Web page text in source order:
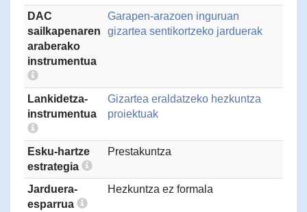
DAC
sailkapenaren
araberako
instrumentua
Garapen-arazoen inguruan
gizartea sentikortzeko jarduerak
Lankidetza-
instrumentua
Gizartea eraldatzeko hezkuntza
proiektuak
Esku-hartze
estrategia
Prestakuntza
Jarduera-
esparrua
Hezkuntza ez formala